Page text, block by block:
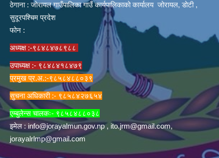
ठेगाना : जोरायल गाउँपालिका गाउँ कार्यपालिकाको कार्यालय जोरायल, डोटी ,
सुदूरपश्चिम प्रदेश
फोन :
अध्यक्ष :-९८४८४७८९८८
उपाध्यक्ष :- ९८४८४१८४७९
प्रमुख प्र.अ.:-९८५८४८८०३९
सुचना अधिकारी :- ९८५८४२७६५४
एम्बुलेन्स चालकः- ९८५८४८८०३८
इमेल : info@jorayalmun.gov.np, ito.jrm@gmail.com,
jorayalrlmp@gmail.com